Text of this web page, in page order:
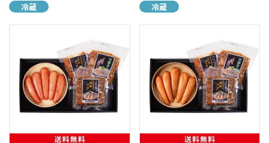
冷蔵 冷蔵